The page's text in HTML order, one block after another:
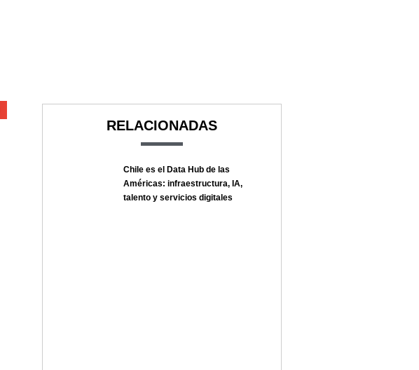
RELACIONADAS
Chile es el Data Hub de las
Américas: infraestructura, IA,
talento y servicios digitales